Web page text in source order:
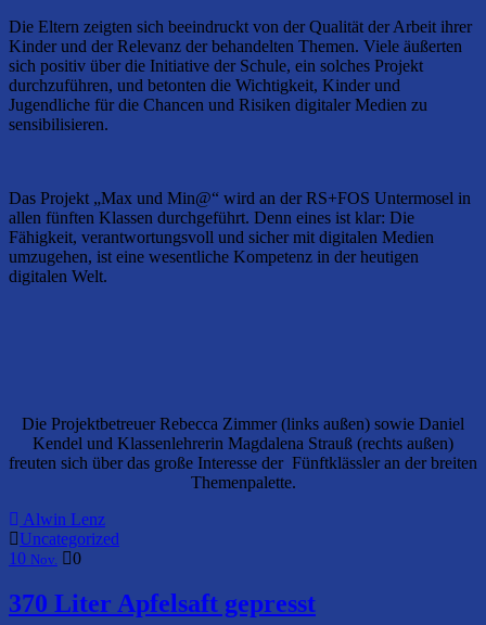
Die Eltern zeigten sich beeindruckt von der Qualität der Arbeit ihrer
Kinder und der Relevanz der behandelten Themen. Viele äußerten
sich positiv über die Initiative der Schule, ein solches Projekt
durchzuführen, und betonten die Wichtigkeit, Kinder und
Jugendliche für die Chancen und Risiken digitaler Medien zu
sensibilisieren.
Das Projekt „Max und Min@“ wird an der RS+FOS Untermosel in
allen fünften Klassen durchgeführt. Denn eines ist klar: Die
Fähigkeit, verantwortungsvoll und sicher mit digitalen Medien
umzugehen, ist eine wesentliche Kompetenz in der heutigen
digitalen Welt.
Die Projektbetreuer Rebecca Zimmer (links außen) sowie Daniel
Kendel und Klassenlehrerin Magdalena Strauß (rechts außen)
freuten sich über das große Interesse der Fünftklässler an der breiten
Themenpalette.
Alwin Lenz
Uncategorized
10 Nov. 0
370 Liter Apfelsaft gepresst